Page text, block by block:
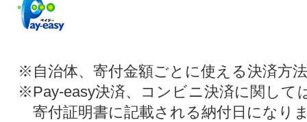
※自治体、寄付金額ごとに使える決済方
※Pay-easy決済、コンビニ決済に関して
寄付証明書に記載される納付日になり